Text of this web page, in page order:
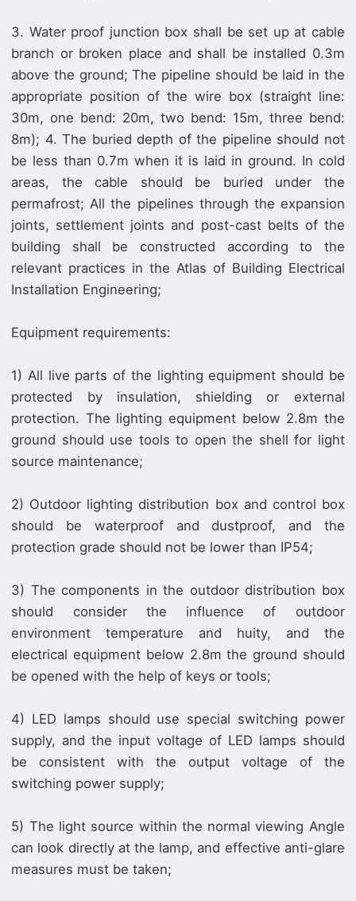
3. Water proof junction box shall be set up at cable
branch or broken place and shall be installed 0.3m
above the ground; The pipeline should be laid in the
appropriate position of the wire box (straight line:
30m, one bend: 20m, two bend: 15m, three bend:
8m); 4. The buried depth of the pipeline should not
be less than 0.7m when it is laid in ground. In cold
areas, the cable should be buried under the
permafrost; All the pipelines through the expansion
joints, settlement joints and post-cast belts of the
building shall be constructed according to the
relevant practices in the Atlas of Building Electrical
Installation Engineering;
Equipment requirements:
1) All live parts of the lighting equipment should be
protected by insulation, shielding or external
protection. The lighting equipment below 2.8m the
ground should use tools to open the shell for light
source maintenance;
2) Outdoor lighting distribution box and control box
should be waterproof and dustproof, and the
protection grade should not be lower than IP54;
3) The components in the outdoor distribution box
should consider the influence of outdoor
environment temperature and huity, and the
electrical equipment below 2.8m the ground should
be opened with the help of keys or tools;
4) LED lamps should use special switching power
supply, and the input voltage of LED lamps should
be consistent with the output voltage of the
switching power supply;
5) The light source within the normal viewing Angle
can look directly at the lamp, and effective anti-glare
measures must be taken;